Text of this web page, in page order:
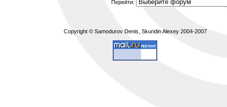
Перейти:
Copyright © Samodurov Denis, Skuridin Alexey 2004-2007